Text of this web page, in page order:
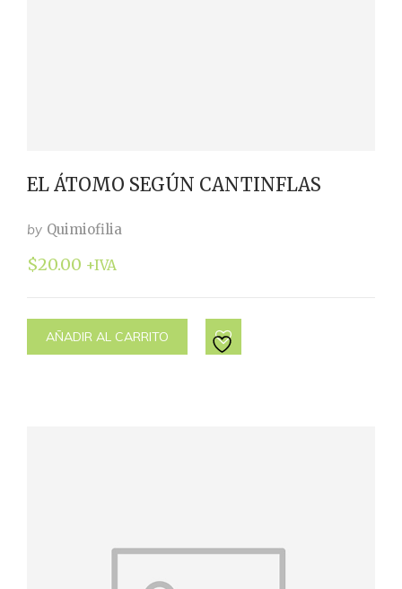
EL ÁTOMO SEGÚN CANTINFLAS
by Quimiofilia
$20.00 +IVA
AÑADIR AL CARRITO